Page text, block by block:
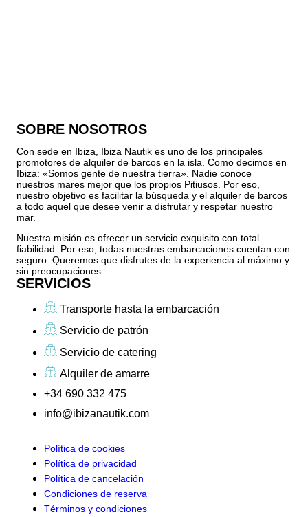
SOBRE NOSOTROS
Con sede en Ibiza, Ibiza Nautik es uno de los principales
promotores de alquiler de barcos en la isla. Como decimos en
Ibiza: «Somos gente de nuestra tierra». Nadie conoce
nuestros mares mejor que los propios Pitiusos. Por eso,
nuestro objetivo es facilitar la búsqueda y el alquiler de barcos
a todo aquel que desee venir a disfrutar y respetar nuestro
mar.
Nuestra misión es ofrecer un servicio exquisito con total
fiabilidad. Por eso, todas nuestras embarcaciones cuentan con
seguro. Queremos que disfrutes de la experiencia al máximo y
sin preocupaciones.
SERVICIOS
Transporte hasta la embarcación
Servicio de patrón
Servicio de catering
Alquiler de amarre
+34 690 332 475
info@ibizanautik.com
Política de cookies
Política de privacidad
Política de cancelación
Condiciones de reserva
Términos y condiciones